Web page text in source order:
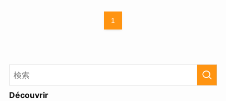
1
Découvrir